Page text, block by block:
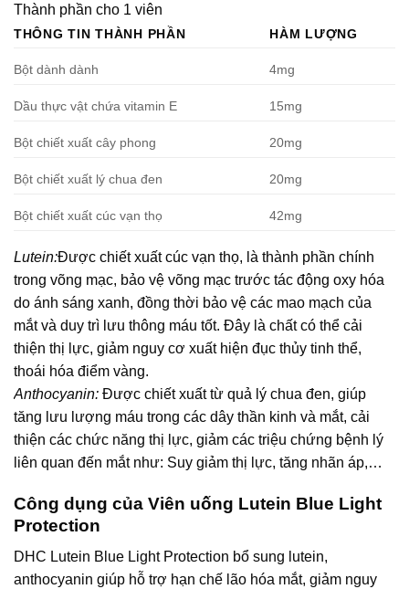
Thành phần cho 1 viên
THÔNG TIN THÀNH PHẦN HÀM LƯỢNG
Bột dành dành 4mg
Dầu thực vật chứa vitamin E 15mg
Bột chiết xuất cây phong 20mg
Bột chiết xuất lý chua đen 20mg
Bột chiết xuất cúc vạn thọ 42mg
Lutein:Được chiết xuất cúc vạn thọ, là thành phần chính
trong võng mạc, bảo vệ võng mạc trước tác động oxy hóa
do ánh sáng xanh, đồng thời bảo vệ các mao mạch của
mắt và duy trì lưu thông máu tốt. Đây là chất có thể cải
thiện thị lực, giảm nguy cơ xuất hiện đục thủy tinh thể,
thoái hóa điểm vàng.
Anthocyanin: Được chiết xuất từ quả lý chua đen, giúp
tăng lưu lượng máu trong các dây thần kinh và mắt, cải
thiện các chức năng thị lực, giảm các triệu chứng bệnh lý
liên quan đến mắt như: Suy giảm thị lực, tăng nhãn áp,…
Công dụng của Viên uống Lutein Blue Light
Protection
DHC Lutein Blue Light Protection bổ sung lutein,
anthocyanin giúp hỗ trợ hạn chế lão hóa mắt, giảm nguy